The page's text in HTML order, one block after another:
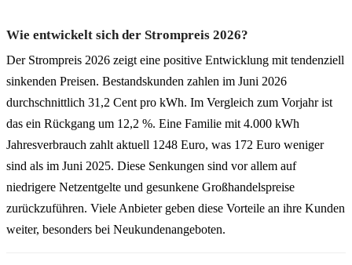
Wie entwickelt sich der Strompreis 2026?
Der Strompreis 2026 zeigt eine positive Entwicklung mit tendenziell
sinkenden Preisen. Bestandskunden zahlen im Juni 2026
durchschnittlich 31,2 Cent pro kWh. Im Vergleich zum Vorjahr ist
das ein Rückgang um 12,2 %. Eine Familie mit 4.000 kWh
Jahresverbrauch zahlt aktuell 1248 Euro, was 172 Euro weniger
sind als im Juni 2025. Diese Senkungen sind vor allem auf
niedrigere Netzentgelte und gesunkene Großhandelspreise
zurückzuführen. Viele Anbieter geben diese Vorteile an ihre Kunden
weiter, besonders bei Neukundenangeboten.